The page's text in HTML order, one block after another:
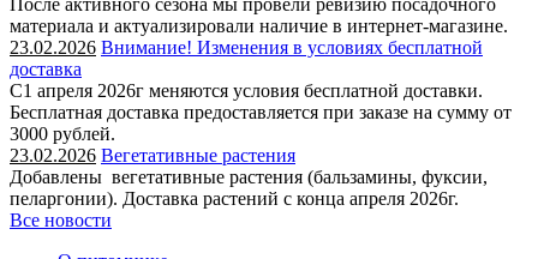
После активного сезона мы провели ревизию посадочного
материала и актуализировали наличие в интернет-магазине.
23.02.2026 Внимание! Изменения в условиях бесплатной
доставка
С1 апреля 2026г меняются условия бесплатной доставки.
Бесплатная доставка предоставляется при заказе на сумму от
3000 рублей.
23.02.2026 Вегетативные растения
Добавлены вегетативные растения (бальзамины, фуксии,
пеларгонии). Доставка растений с конца апреля 2026г.
Все новости